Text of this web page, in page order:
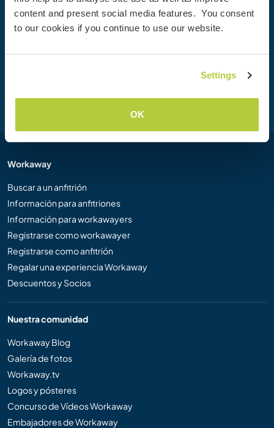
content and present social media features. You consent
to our cookies if you continue to use our website.
Settings
OK
Únete hoy mismo a la comunidad de Workaway para
desbloquear experiencias de viaje únicas, con más de 50
Workaway
Buscar a un anfitrión
Información para anfitriones
Información para workawayers
Registrarse como workawayer
Registrarse como anfitrión
Regalar una experiencia Workaway
Descuentos y Socios
Nuestra comunidad
Workaway Blog
Galería de fotos
Workaway.tv
Logos y pósteres
Concurso de Vídeos Workaway
Embajadores de Workaway